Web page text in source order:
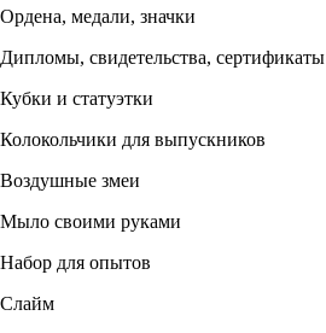
Ордена, медали, значки
Дипломы, свидетельства, сертификаты
Кубки и статуэтки
Колокольчики для выпускников
Воздушные змеи
Мыло своими руками
Набор для опытов
Слайм